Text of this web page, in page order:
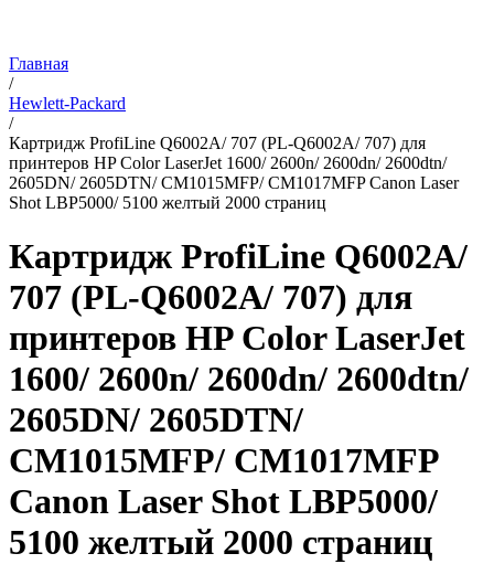
Главная
/
Hewlett-Packard
/
Картридж ProfiLine Q6002A/ 707 (PL-Q6002A/ 707) для
принтеров HP Color LaserJet 1600/ 2600n/ 2600dn/ 2600dtn/
2605DN/ 2605DTN/ CM1015MFP/ CM1017MFP Canon Laser
Shot LBP5000/ 5100 желтый 2000 страниц
Картридж ProfiLine Q6002A/
707 (PL-Q6002A/ 707) для
принтеров HP Color LaserJet
1600/ 2600n/ 2600dn/ 2600dtn/
2605DN/ 2605DTN/
CM1015MFP/ CM1017MFP
Canon Laser Shot LBP5000/
5100 желтый 2000 страниц